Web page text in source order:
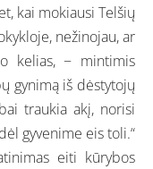
kai mokiausi Telšių
nežinojau, ar
kelias, − mintimis
gynimą iš dėstytojų
traukia akį, norisi
gyvenime eis toli.“
eiti kūrybos